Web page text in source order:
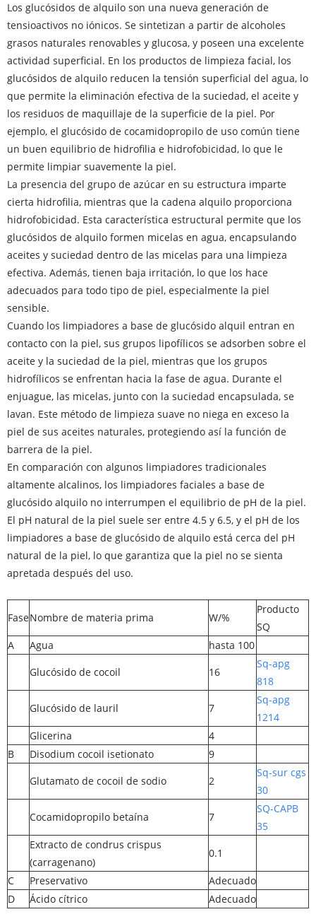
Los glucósidos de alquilo son una nueva generación de
tensioactivos no iónicos. Se sintetizan a partir de alcoholes
grasos naturales renovables y glucosa, y poseen una excelente
actividad superficial. En los productos de limpieza facial, los
glucósidos de alquilo reducen la tensión superficial del agua, lo
que permite la eliminación efectiva de la suciedad, el aceite y
los residuos de maquillaje de la superficie de la piel. Por
ejemplo, el glucósido de cocamidopropilo de uso común tiene
un buen equilibrio de hidrofilia e hidrofobicidad, lo que le
permite limpiar suavemente la piel.
La presencia del grupo de azúcar en su estructura imparte
cierta hidrofilia, mientras que la cadena alquilo proporciona
hidrofobicidad. Esta característica estructural permite que los
glucósidos de alquilo formen micelas en agua, encapsulando
aceites y suciedad dentro de las micelas para una limpieza
efectiva. Además, tienen baja irritación, lo que los hace
adecuados para todo tipo de piel, especialmente la piel
sensible.
Cuando los limpiadores a base de glucósido alquil entran en
contacto con la piel, sus grupos lipofílicos se adsorben sobre el
aceite y la suciedad de la piel, mientras que los grupos
hidrofílicos se enfrentan hacia la fase de agua. Durante el
enjuague, las micelas, junto con la suciedad encapsulada, se
lavan. Este método de limpieza suave no niega en exceso la
piel de sus aceites naturales, protegiendo así la función de
barrera de la piel.
En comparación con algunos limpiadores tradicionales
altamente alcalinos, los limpiadores faciales a base de
glucósido alquilo no interrumpen el equilibrio de pH de la piel.
El pH natural de la piel suele ser entre 4.5 y 6.5, y el pH de los
limpiadores a base de glucósido de alquilo está cerca del pH
natural de la piel, lo que garantiza que la piel no se sienta
apretada después del uso.
FaseNombre de materia prima W/%
Producto
SQ
A
Agua
hasta 100
Glucósido de cocoil
16
Sq-apg
818
Glucósido de lauril
7
Sq-apg
1214
Glicerina
4
B
Disodium cocoil isetionato
9
Glutamato de cocoil de sodio
2
Sq-sur cgs
30
Cocamidopropilo betaína
7
SQ-CAPB
35
Extracto de condrus crispus
(carragenano)
0.1
C Preservativo
Adecuado
D
Ácido cítrico Adecuado